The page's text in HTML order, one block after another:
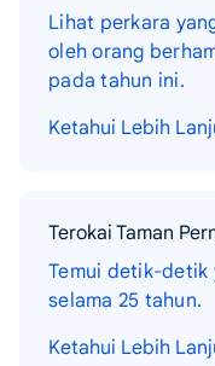
Lihat perkara
oleh orang
pada tahun ini.
Ketahui Lebih
Terokai Taman
Temui detik-detik
selama 25 tahun.
Ketahui Lebih